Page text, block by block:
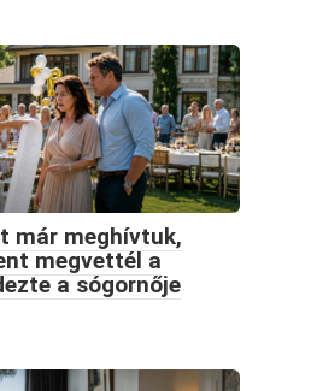
már meghívtuk,
megvettél a
a sógornője